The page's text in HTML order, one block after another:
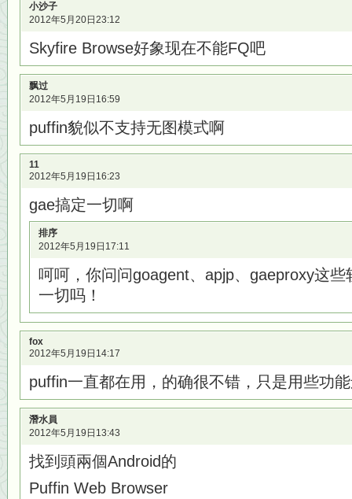
小沙子
2012年5月20日23:12
Skyfire Browse好象现在不能FQ吧
飘过
2012年5月19日16:59
puffin貌似不支持无图模式啊
11
2012年5月19日16:23
gae搞定一切啊
排序
2012年5月19日17:11
呵呵，你问问goagent、apjp、gaeproxy这
一切吗！
fox
2012年5月19日14:17
puffin一直都在用，的确很不错，只是用些功
潛水員
2012年5月19日13:43
找到頭兩個Android的
Puffin Web Browser